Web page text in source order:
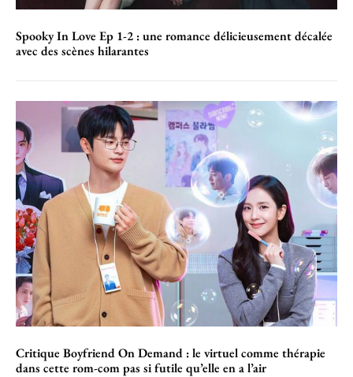
Spooky In Love Ep 1-2 : une romance délicieusement décalée
avec des scènes hilarantes
Critique Boyfriend On Demand : le virtuel comme thérapie
dans cette rom-com pas si futile qu’elle en a l’air